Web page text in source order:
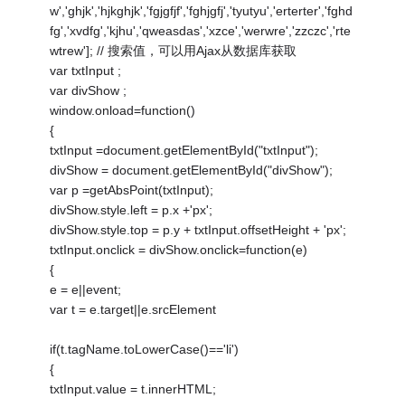
w','ghjk','hjkghjk','fgjgfjf','fghjgfj','tyutyu','erterter','fghd
fg','xvdfg','kjhu','qweasdas','xzce','werwre','zzczc','rte
wtrew']; // 搜索值，可以用Ajax从数据库获取
var txtInput ;
var divShow ;
window.onload=function()
{
txtInput =document.getElementById("txtInput");
divShow = document.getElementById("divShow");
var p =getAbsPoint(txtInput);
divShow.style.left = p.x +'px';
divShow.style.top = p.y + txtInput.offsetHeight + 'px';
txtInput.onclick = divShow.onclick=function(e)
{
e = e||event;
var t = e.target||e.srcElement
if(t.tagName.toLowerCase()=='li')
{
txtInput.value = t.innerHTML;